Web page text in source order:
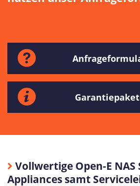
Vollwertige Open-E NAS
Appliances samt